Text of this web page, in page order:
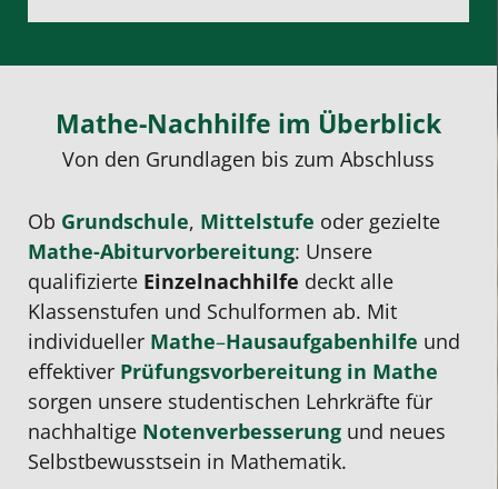
Mathe-Nachhilfe im Überblick
Von den Grundlagen bis zum Abschluss
Ob Grundschule, Mittelstufe oder gezielte
Mathe-Abiturvorbereitung: Unsere
qualifizierte Einzelnachhilfe deckt alle
Klassenstufen und Schulformen ab. Mit
individueller Mathe–Hausaufgabenhilfe und
effektiver Prüfungsvorbereitung in Mathe
sorgen unsere studentischen Lehrkräfte für
nachhaltige Notenverbesserung und neues
Selbstbewusstsein in Mathematik.